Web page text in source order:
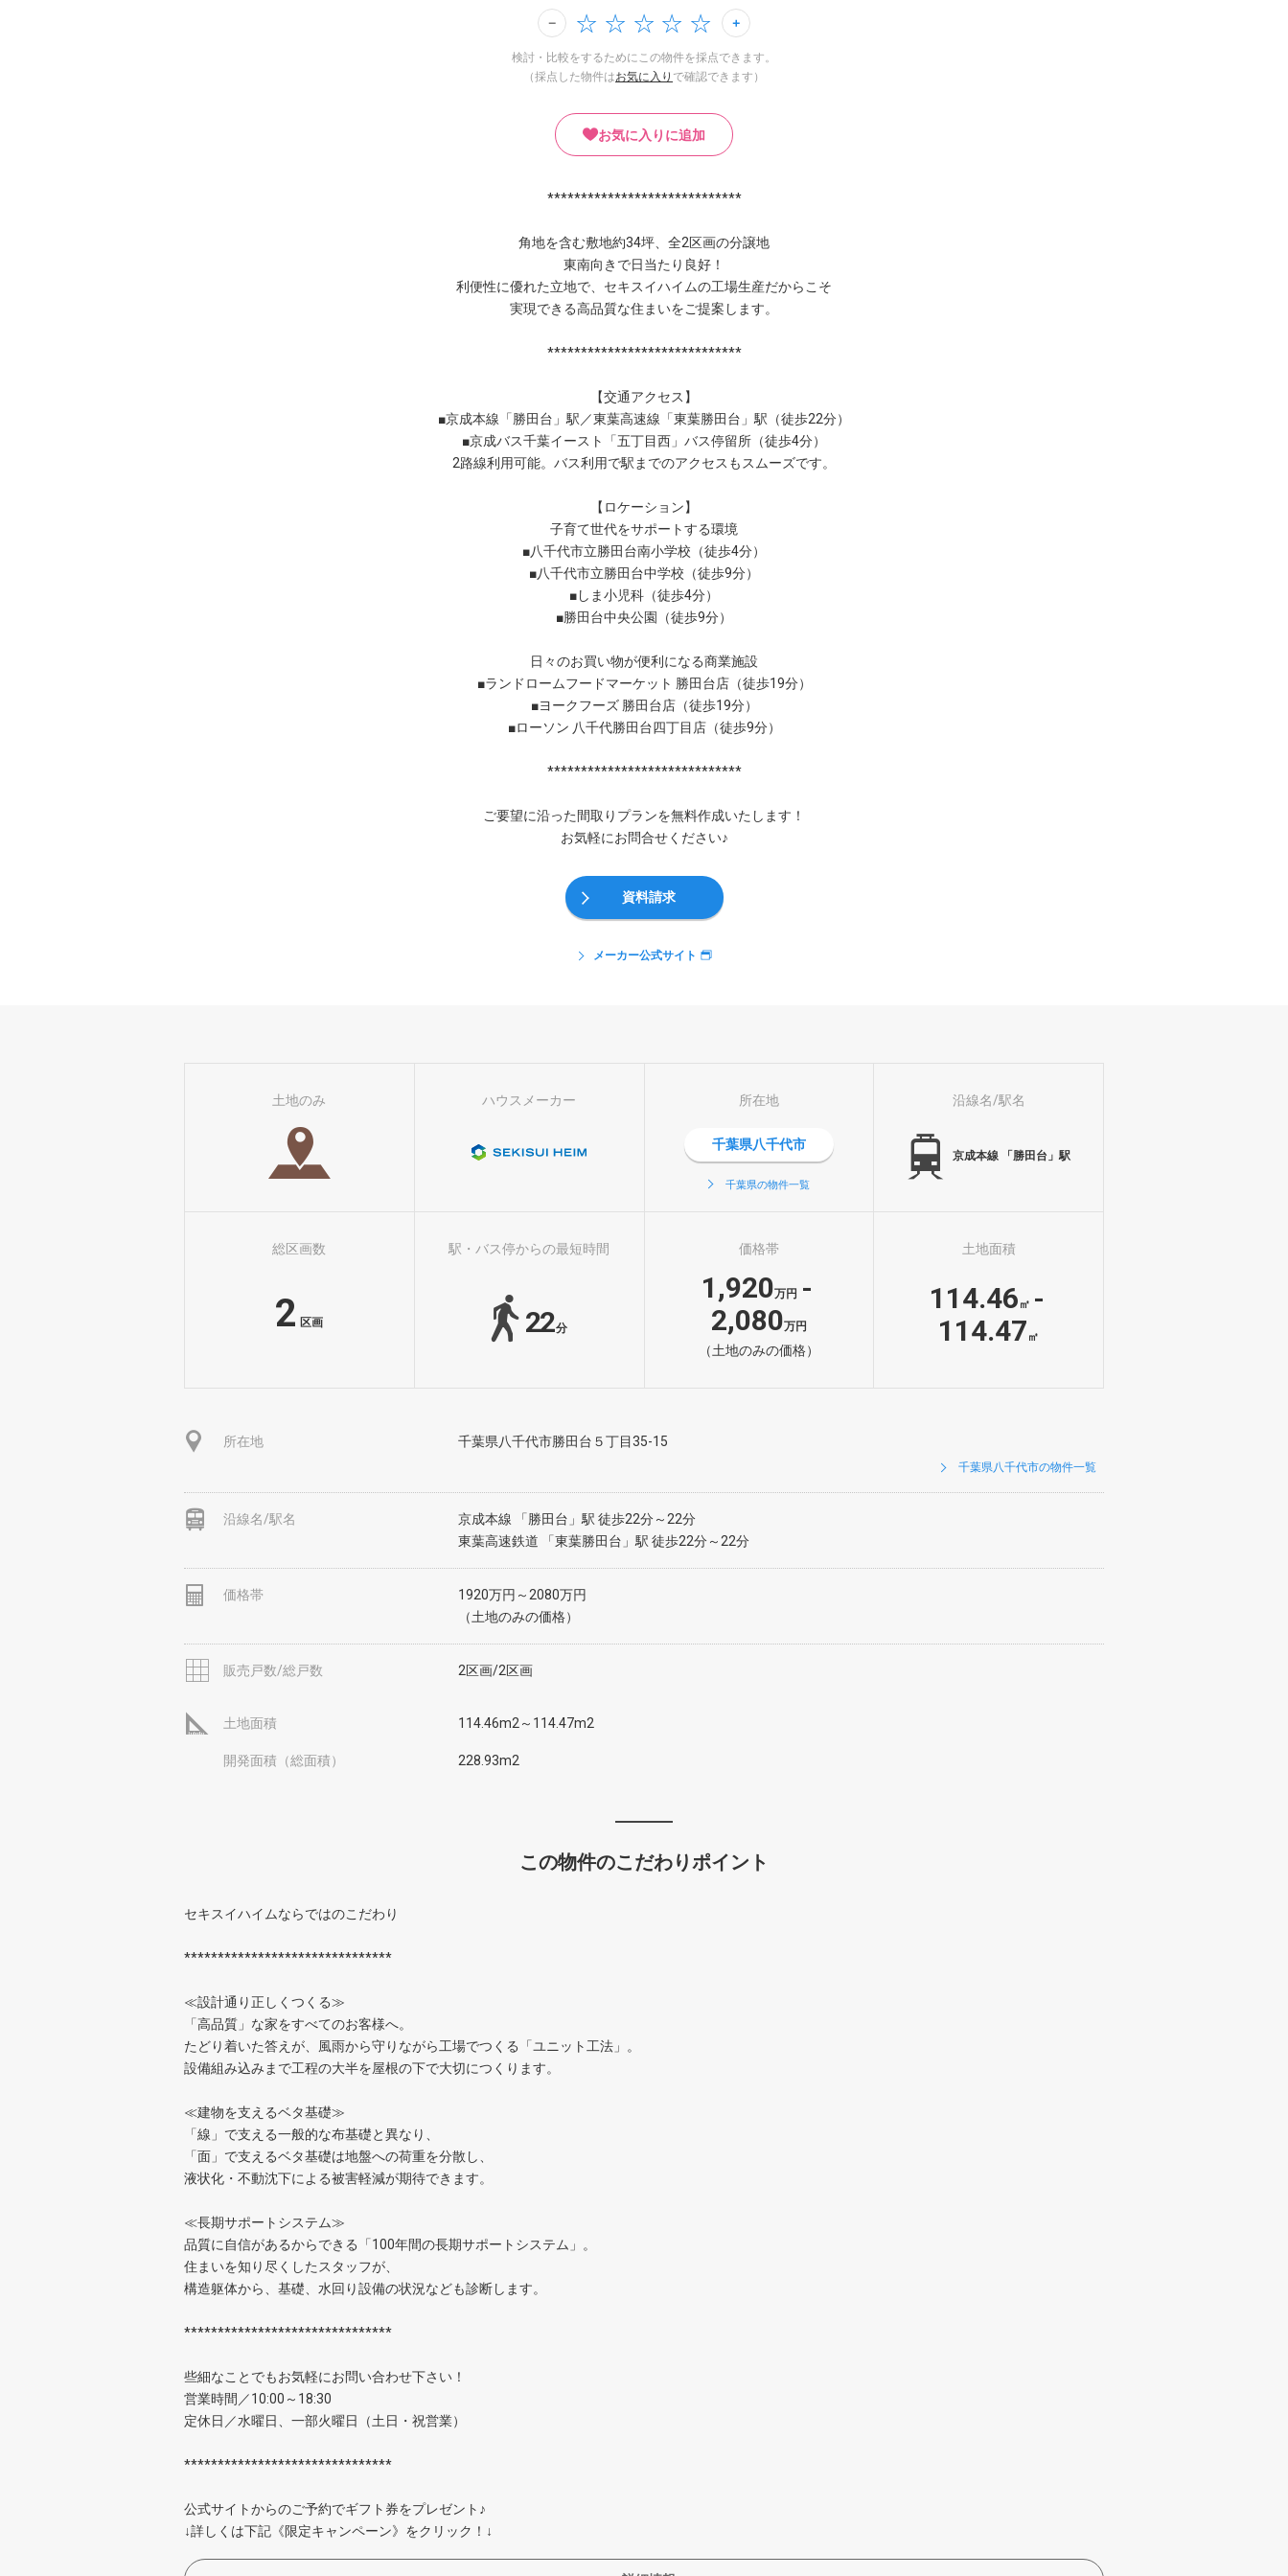
検討・比較をするためにこの物件を採点できます。
（採点した物件はお気に入り で確認できます）
お気に入りに追加
*****************************
角地を含む敷地約34坪、全2区画の分譲地
東南向きで日当たり良好！
利便性に優れた立地で、セキスイハイムの工場生産だからこそ
実現できる高品質な住まいをご提案します。
*****************************
【交通アクセス】
■京成本線「勝田台」駅／東葉高速線「東葉勝田台」駅（徒歩22分）
■京成バス千葉イースト「五丁目西」バス停留所（徒歩4分）
2路線利用可能。バス利用で駅までのアクセスもスムーズです。
【ロケーション】
子育て世代をサポートする環境
■八千代市立勝田台南小学校（徒歩4分）
■八千代市立勝田台中学校（徒歩9分）
■しま小児科（徒歩4分）
■勝田台中央公園（徒歩9分）
日々のお買い物が便利になる商業施設
■ランドロームフードマーケット 勝田台店（徒歩19分）
■ヨークフーズ 勝田台店（徒歩19分）
■ローソン 八千代勝田台四丁目店（徒歩9分）
*****************************
ご要望に沿った間取りプランを無料作成いたします！
お気軽にお問合せください♪
資料請求
メーカー公式サイト
土地のみ ハウスメーカー 所在地
千葉県八千代市
千葉県の物件一覧
沿線名/駅名
京成本線 「勝田台」駅
総区画数
2 区画
駅・バス停からの最短時間
22分
価格帯
1,920万円 -
2,080万円
（土地のみの価格）
土地面積
114.46 ㎡ -
114.47 ㎡
所在地 千葉県八千代市勝田台５丁目35-15
千葉県八千代市の物件一覧
沿線名/駅名
京成本線 「勝田台」駅 徒歩22分～22分
東葉高速鉄道 「東葉勝田台」駅 徒歩22分～22分
価格帯
1920万円～2080万円
（土地のみの価格）
販売戸数/総戸数 2区画/2区画
土地面積 114.46m2～114.47m2
開発面積（総面積） 228.93m2
この物件のこだわりポイント
セキスイハイムならではのこだわり
*******************************
≪設計通り正しくつくる≫
「高品質」な家をすべてのお客様へ。
たどり着いた答えが、風雨から守りながら工場でつくる「ユニット工法」。
設備組み込みまで工程の大半を屋根の下で大切につくります。
≪建物を支えるベタ基礎≫
「線」で支える一般的な布基礎と異なり、
「面」で支えるベタ基礎は地盤への荷重を分散し、
液状化・不動沈下による被害軽減が期待できます。
≪長期サポートシステム≫
品質に自信があるからできる「100年間の長期サポートシステム」。
住まいを知り尽くしたスタッフが、
構造躯体から、基礎、水回り設備の状況なども診断します。
*******************************
些細なことでもお気軽にお問い合わせ下さい！
営業時間／10:00～18:30
定休日／水曜日、一部火曜日（土日・祝営業）
*******************************
公式サイトからのご予約でギフト券をプレゼント♪
↓詳しくは下記《限定キャンペーン》をクリック！↓